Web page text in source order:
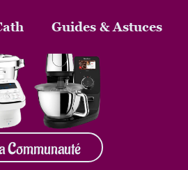
Guides & Astuces
Communauté